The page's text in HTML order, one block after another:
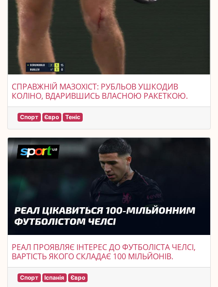
СПРАВЖНІЙ МАЗОХІСТ: РУБЛЬОВ УШКОДИВ
КОЛІНО, ВДАРИВШИСЬ ВЛАСНОЮ РАКЕТКОЮ.
Спорт Євро Теніс
РЕАЛ ПРОЯВЛЯЄ ІНТЕРЕС ДО ФУТБОЛІСТА ЧЕЛСІ,
ВАРТІСТЬ ЯКОГО СКЛАДАЄ 100 МІЛЬЙОНІВ.
Спорт Іспанія Євро